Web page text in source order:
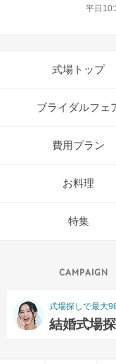
平日
式場トップ
ブライダルフェ
費用プラン
お料理
特集
式場探しで最大
結婚式場